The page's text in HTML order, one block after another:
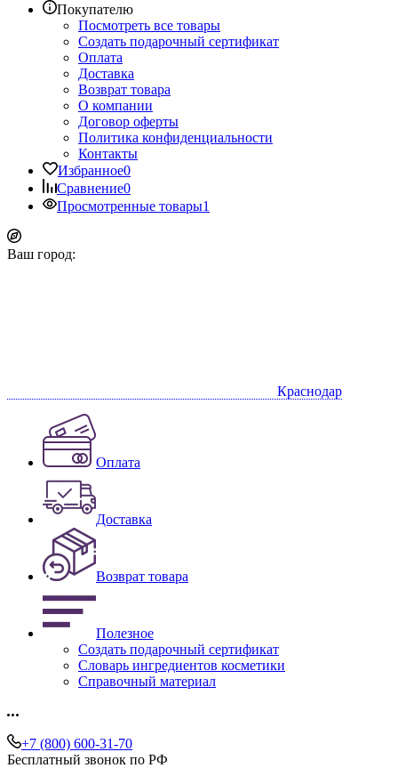
Покупателю
Посмотреть все товары
Создать подарочный сертификат
Оплата
Доставка
Возврат товара
О компании
Договор оферты
Политика конфиденциальности
Контакты
Избранное0
Сравнение0
Просмотренные товары1
Ваш город:
Краснодар
Оплата
Доставка
Возврат товара
Полезное
Создать подарочный сертификат
Словарь ингредиентов косметики
Справочный материал
+7 (800) 600-31-70
Бесплатный звонок по РФ